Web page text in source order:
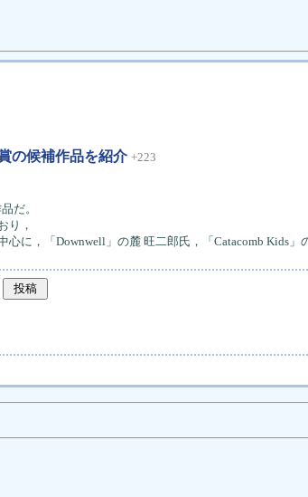
の候補作品を紹介 +223
だ。
り，
に，「Downwell」の麓 旺二郎氏，「Catacomb Kids